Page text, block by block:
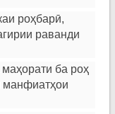
роҳбарӣ,
раванди
ба роҳ
манфиатҳои